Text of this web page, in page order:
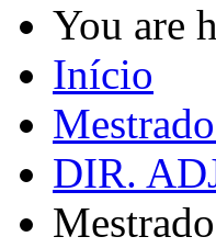
You are
Início
DIR.